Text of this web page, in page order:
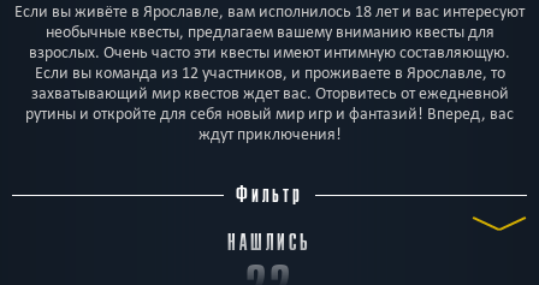
Если вы живёте в Ярославле, вам исполнилось 18 лет и вас интересуют
необычные квесты, предлагаем вашему вниманию квесты для
взрослых. Очень часто эти квесты имеют интимную составляющую.
Если вы команда из 12 участников, и проживаете в Ярославле, то
захватывающий мир квестов ждет вас. Оторвитесь от ежедневной
рутины и откройте для себя новый мир игр и фантазий! Вперед, вас
ждут приключения!
Фильтр
НАШЛИСЬ